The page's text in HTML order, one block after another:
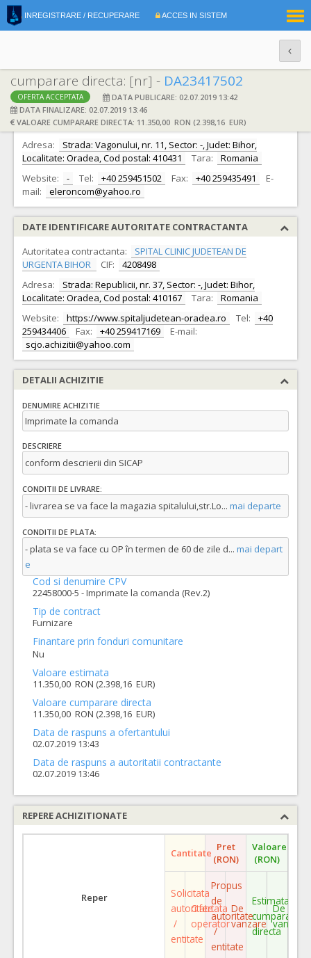
INREGISTRARE / RECUPERARE ACCES IN SISTEM
cumparare directa: [nr] - DA23417502
OFERTA ACCEPTATA
DATA PUBLICARE: 02.07.2019 13:42
DATA FINALIZARE: 02.07.2019 13:46
VALOARE CUMPARARE DIRECTA: 11.350,00 RON (2.398,16 EUR)
DATE IDENTIFICARE OFERTANT
Ofertant: S.C. ELERON COM S.R.L. CIF: 5590336
Adresa:
Strada: Vagonului, nr. 11, Sector: -, Judet: Bihor,
Localitate: Oradea, Cod postal: 410431
Tara:
Romania
Website:
- Tel: +40 259451502 Fax: +40 259435491
E-
mail:
eleroncom@yahoo.ro
DATE IDENTIFICARE AUTORITATE CONTRACTANTA
Autoritatea contractanta:
SPITAL CLINIC JUDETEAN DE
URGENTA BIHOR
CIF:
4208498
Adresa:
Strada: Republicii, nr. 37, Sector: -, Judet: Bihor,
Localitate: Oradea, Cod postal: 410167
Tara:
Romania
Website:
https://www.spitaljudetean-oradea.ro Tel:
+40
259434406
Fax: +40 259417169
E-mail:
scjo.achizitii@yahoo.com
DETALII ACHIZITIE
DENUMIRE ACHIZITIE
Imprimate la comanda
DESCRIERE
conform descrierii din SICAP
CONDITII DE LIVRARE:
- livrarea se va face la magazia spitalului,str.Lo... mai departe
CONDITII DE PLATA:
- plata se va face cu OP în termen de 60 de zile d... mai depart
e
Cod si denumire CPV
22458000-5 - Imprimate la comanda (Rev.2)
Tip de contract
Furnizare
Finantare prin fonduri comunitare
Nu
Valoare estimata
11.350,00 RON (2.398,16 EUR)
Valoare cumparare directa
11.350,00 RON (2.398,16 EUR)
Data de raspuns a ofertantului
02.07.2019 13:43
Data de raspuns a autoritatii contractante
02.07.2019 13:46
REPERE ACHIZITIONATE
Reper
Cantitate Pret
(RON)
Valoare
(RON)
Solicitata
autoritate
/
entitate
Ofertata
operator
Propus
de
autoritate
/
entitate
De
vanzare
Estimata
cumparare
directa
De
vanzare